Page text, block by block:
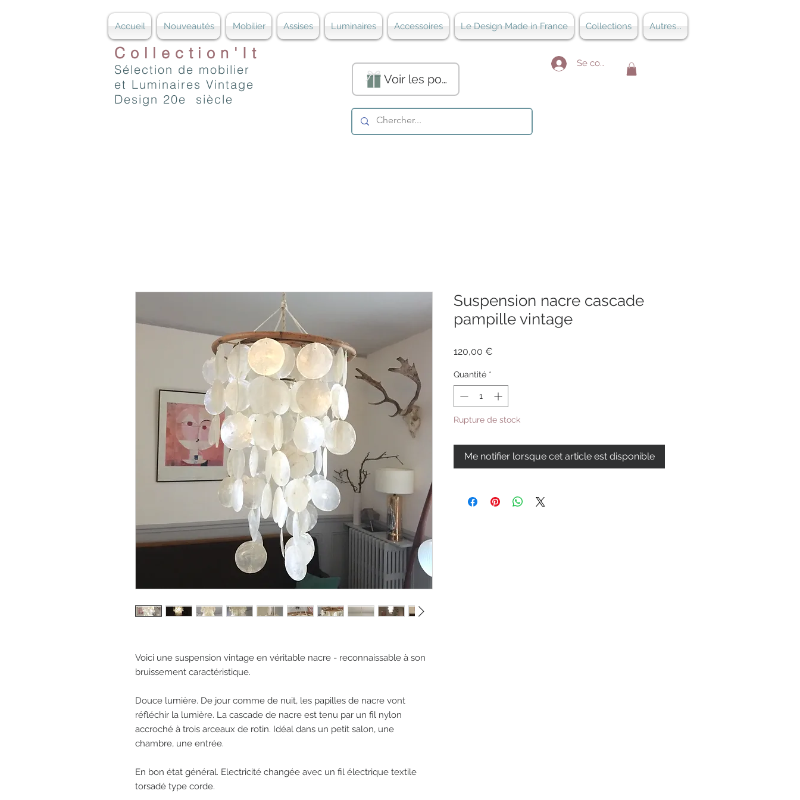
Accueil Nouveautés Mobilier Assises Luminaires Accessoires Le Design Made in France Collections Autres...
Collection'It
Sélection de mobilier
et Luminaires Vintage
Design 20e siècle
Voir les points
Se connecter
Voici une suspension vintage en véritable nacre - reconnaissable à son
bruissement caractéristique.
Douce lumière. De jour comme de nuit, les papilles de nacre vont
réfléchir la lumière. La cascade de nacre est tenu par un fil nylon
accroché à trois arceaux de rotin. Idéal dans un petit salon, une
chambre, une entrée.
En bon état général. Electricité changée avec un fil électrique textile
torsadé type corde.
Suspension nacre cascade
pampille vintage
120,00 €
Quantité *
Rupture de stock
Me notifier lorsque cet article est disponible